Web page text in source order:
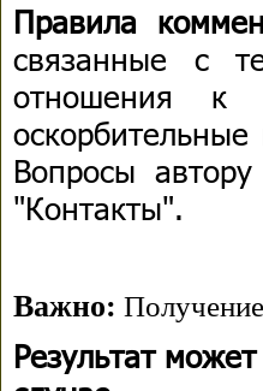
Правила
связанные с
отношения к
Вопросы
"Контакты".
Важно:
Результат